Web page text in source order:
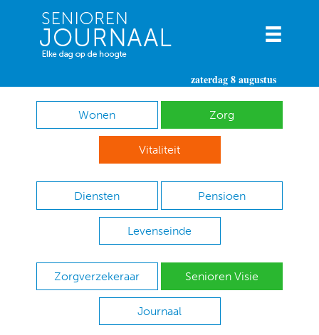
zaterdag 8 augustus
Wonen Zorg
Vitaliteit
Diensten Pensioen
Levenseinde
Zorgverzekeraar Senioren Visie
Journaal